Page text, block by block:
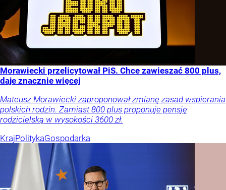
Morawiecki przelicytował PiS. Chce zawieszać 800 plus,
daje znacznie więcej
Mateusz Morawiecki zaproponował zmianę zasad wspierania
polskich rodzin. Zamiast 800 plus proponuje pensję
rodzicielską w wysokości 3600 zł.
KrajPolitykaGospodarka